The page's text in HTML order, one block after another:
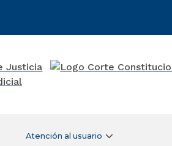
Atención al usuario